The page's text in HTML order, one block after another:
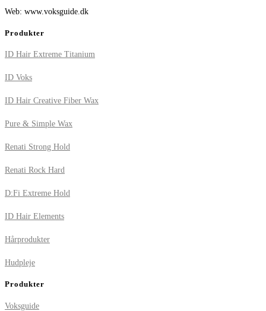
Web: www.voksguide.dk
Produkter
ID Hair Extreme Titanium
ID Voks
ID Hair Creative Fiber Wax
Pure & Simple Wax
Renati Strong Hold
Renati Rock Hard
D:Fi Extreme Hold
ID Hair Elements
Hårprodukter
Hudpleje
Produkter
Voksguide